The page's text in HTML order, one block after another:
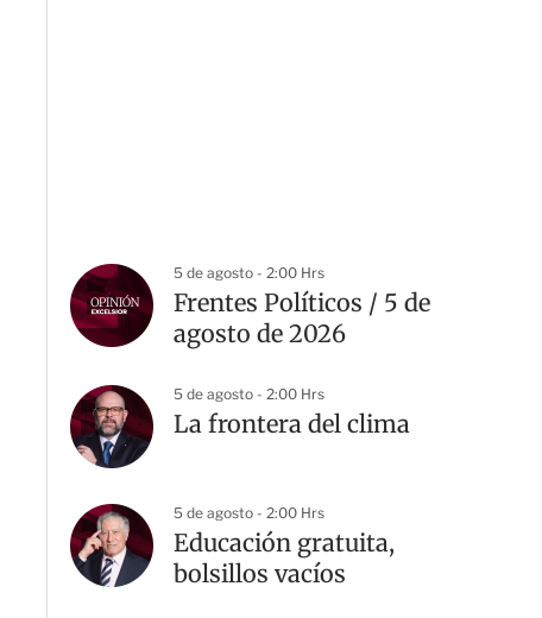
5 de agosto - 2:00 Hrs
Frentes Políticos / 5 de
agosto de 2026
5 de agosto - 2:00 Hrs
La frontera del clima
5 de agosto - 2:00 Hrs
Educación gratuita,
bolsillos vacíos